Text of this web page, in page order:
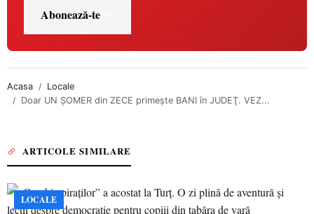
Abonează-te
Acasa
Locale
Doar UN ŞOMER din ZECE primeşte BANI în JUDEŢ. VEZ...
ARTICOLE SIMILARE
LOCALE